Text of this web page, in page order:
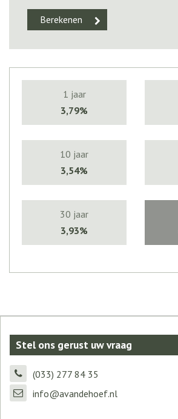
1 jaar
3,79%
10 jaar
3,54%
30 jaar
3,93%
Stel ons gerust uw vraag
(033) 277 84 35
info@avandehoef.nl